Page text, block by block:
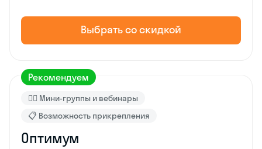
Выбрать со скидкой
Рекомендуем
🙋‍♂️ Мини-группы и вебинары
📋 Возможность прикрепления
Оптимум